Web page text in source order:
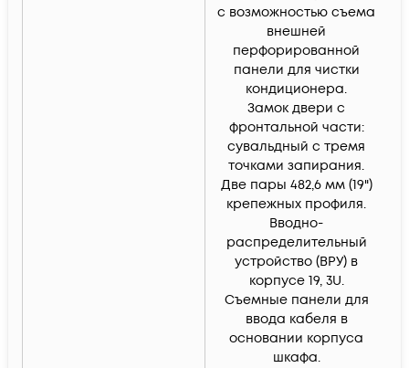
с возможностью съема
внешней
перфорированной
панели для чистки
кондиционера.
Замок двери с
фронтальной части:
сувальдный с тремя
точками запирания.
Две пары 482,6 мм (19")
крепежных профиля.
Вводно-
распределительный
устройство (ВРУ) в
корпусе 19, 3U.
Съемные панели для
ввода кабеля в
основании корпуса
шкафа.